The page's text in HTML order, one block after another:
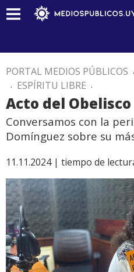
PORTAL MEDIOS PÚBLICOS .
. ESPÍRITU LIBRE .
Acto del Obelisco
Conversamos con la
Domínguez sobre su
11.11.2024 | tiempo de